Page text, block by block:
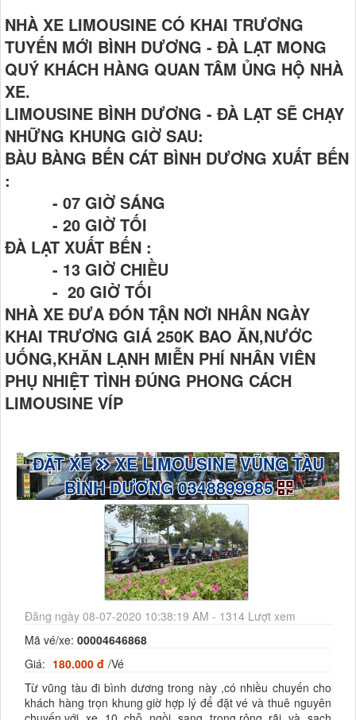
NHÀ XE LIMOUSINE CÓ KHAI TRƯƠNG
TUYẾN MỚI BÌNH DƯƠNG - ĐÀ LẠT MONG
QUÝ KHÁCH HÀNG QUAN TÂM ỦNG HỘ NHÀ
XE.
LIMOUSINE BÌNH DƯƠNG - ĐÀ LẠT SẼ CHẠY
NHỮNG KHUNG GIỜ SAU:
BÀU BÀNG BẾN CÁT BÌNH DƯƠNG XUẤT BẾN
:
- 07 GIỜ SÁNG
- 20 GIỜ TỐI
ĐÀ LẠT XUẤT BẾN :
- 13 GIỜ CHIỀU
- 20 GIỜ TỐI
NHÀ XE ĐƯA ĐÓN TẬN NƠI NHÂN NGÀY
KHAI TRƯƠNG GIÁ 250K BAO ĂN,NƯỚC
UỐNG,KHĂN LẠNH MIỄN PHÍ NHÂN VIÊN
PHỤ NHIỆT TÌNH ĐÚNG PHONG CÁCH
LIMOUSINE VÍP
ĐẶT XE XE LIMOUSINE VŨNG TÀU
BÌNH DƯƠNG 0348899985
Đăng ngày 08-07-2020 10:38:19 AM - 1314 Lượt xem
Mã vé/xe: 00004646868
Giá: 180.000 đ /Vé
Từ vũng tàu đi bình dương trong này ,có nhiều chuyến cho
khách hàng trọn khung giờ hợp lý để đặt vé và thuê nguyên